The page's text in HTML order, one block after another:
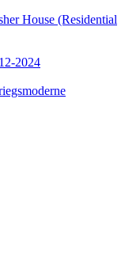
House (Residential
2024